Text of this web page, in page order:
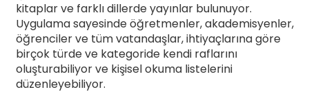
kitaplar ve farklı dillerde yayınlar bulunuyor.
Uygulama sayesinde öğretmenler, akademisyenler,
öğrenciler ve tüm vatandaşlar, ihtiyaçlarına göre
birçok türde ve kategoride kendi raflarını
oluşturabiliyor ve kişisel okuma listelerini
düzenleyebiliyor.